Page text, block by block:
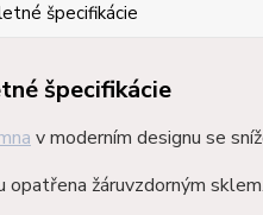
špecifikácie
špecifikácie
v moderním designu se
opatřena žáruvzdorným sklem.